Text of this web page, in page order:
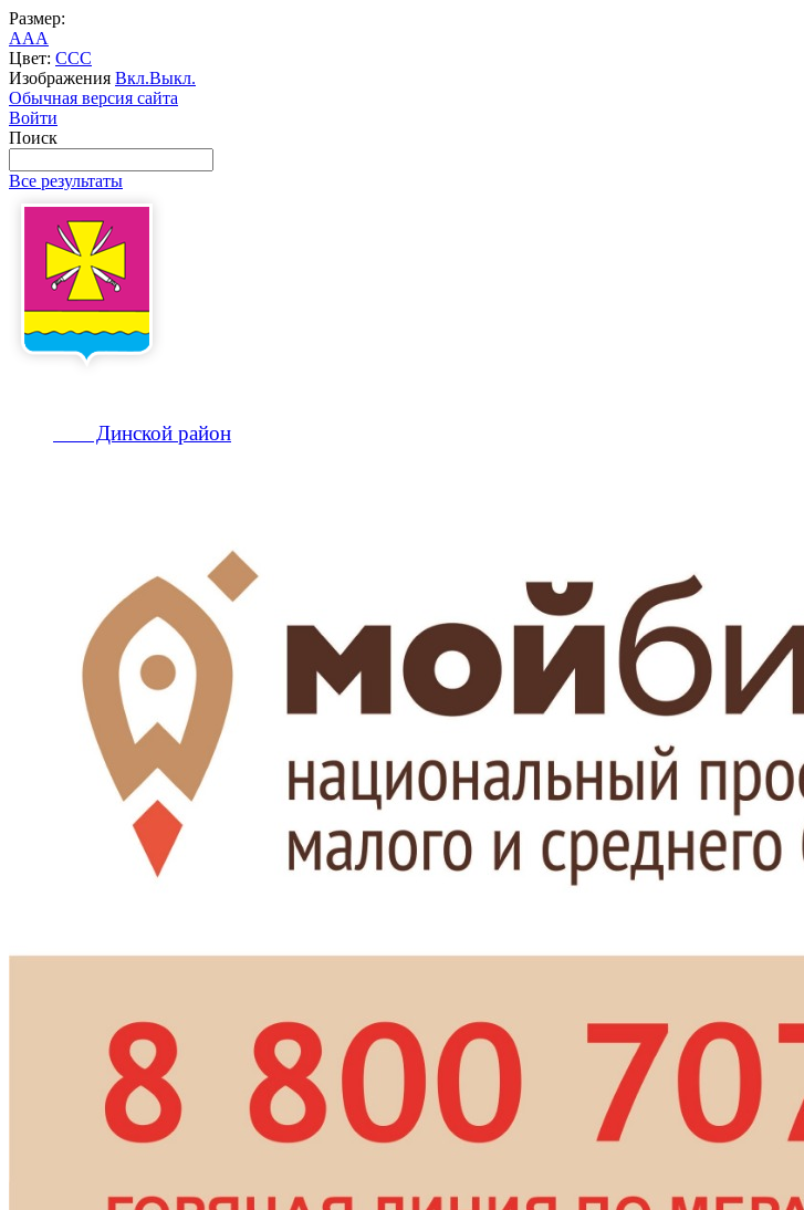
Размер:
AAA
Цвет: CCC
Изображения Вкл.Выкл.
Обычная версия сайта
Войти
Поиск
Все результаты
Динской район